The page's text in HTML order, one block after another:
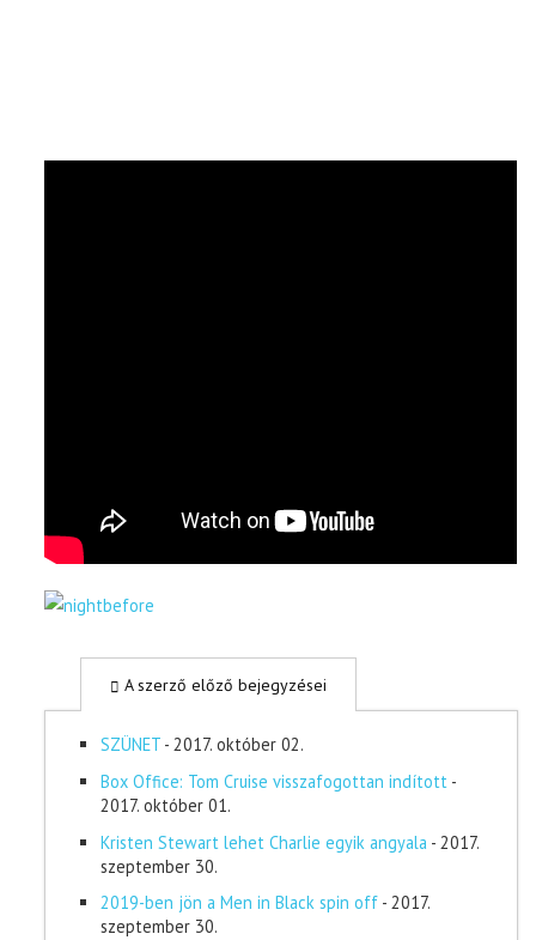
A szerző előző bejegyzései
SZÜNET - 2017. október 02.
Box Office: Tom Cruise visszafogottan indított -
2017. október 01.
Kristen Stewart lehet Charlie egyik angyala - 2017.
szeptember 30.
2019-ben jön a Men in Black spin off - 2017.
szeptember 30.